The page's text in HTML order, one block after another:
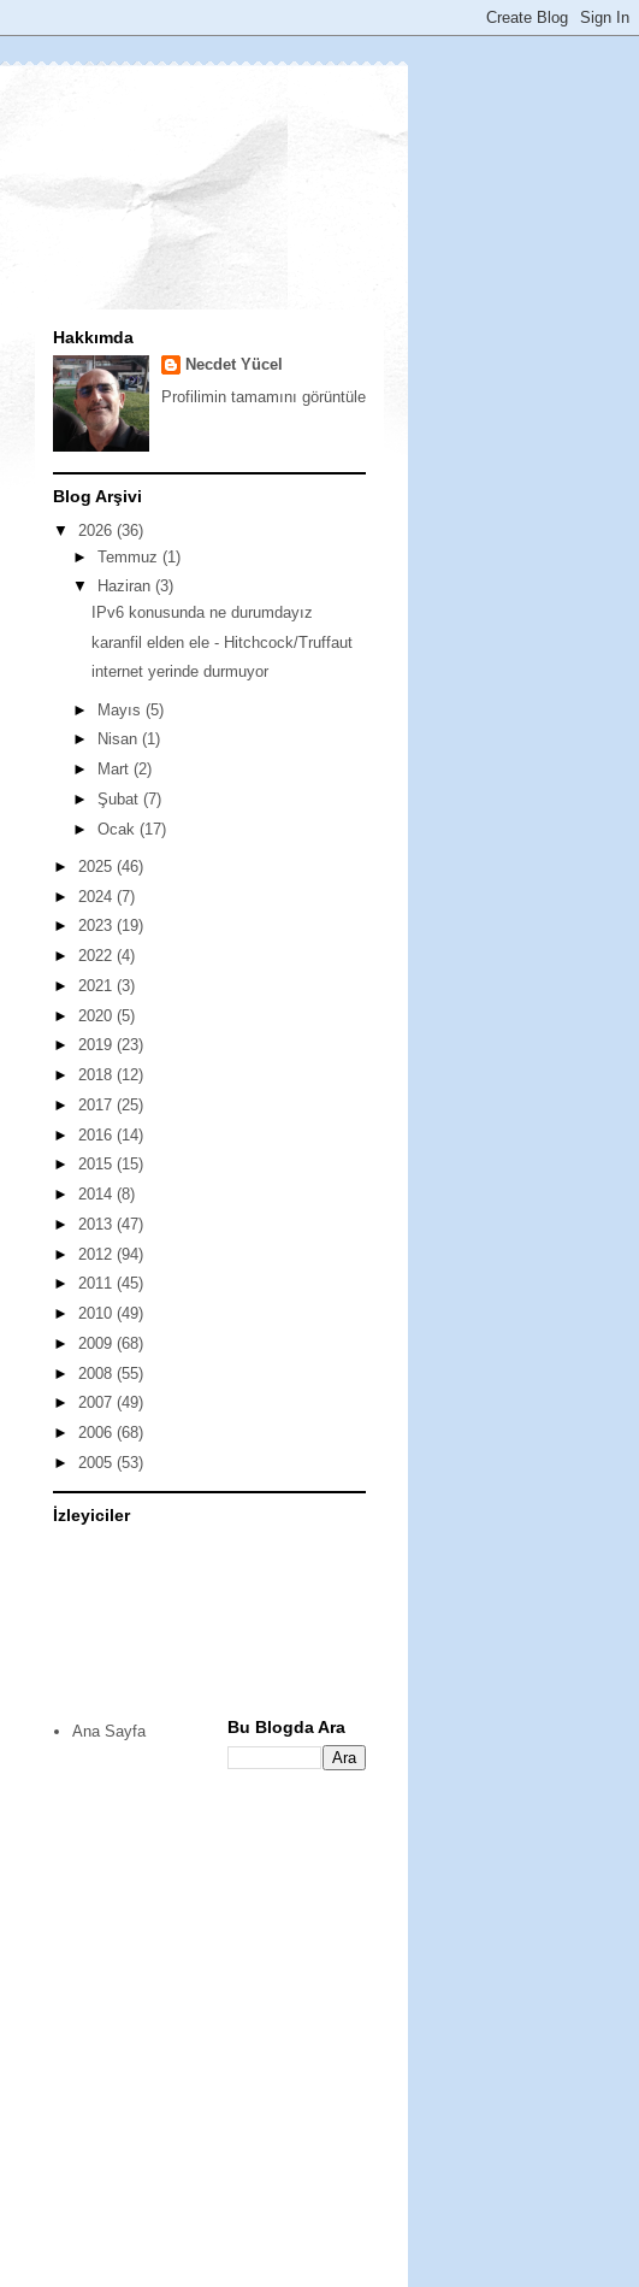
Hakkımda
Necdet Yücel
Profilimin tamamını görüntüle
Blog Arşivi
▼ 2026 (36)
► Temmuz (1)
▼
Haziran (3)
IPv6 konusunda ne durumdayız
karanfil elden ele - Hitchcock/Truffaut
internet yerinde durmuyor
► Mayıs (5)
►
Nisan (1)
►
Mart (2)
► Şubat (7)
► Ocak (17)
► 2025 (46)
► 2024 (7)
► 2023 (19)
► 2022 (4)
► 2021 (3)
► 2020 (5)
► 2019 (23)
► 2018 (12)
► 2017 (25)
► 2016 (14)
► 2015 (15)
► 2014 (8)
► 2013 (47)
► 2012 (94)
► 2011 (45)
► 2010 (49)
► 2009 (68)
► 2008 (55)
► 2007 (49)
► 2006 (68)
► 2005 (53)
İzleyiciler
Ana Sayfa Bu Blogda Ara